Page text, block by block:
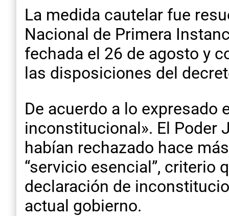
La medida cautelar fue
Nacional de Primera
fechada el 26 de agosto y
las disposiciones del
De acuerdo a lo expresado
inconstitucional». El Poder
habían rechazado hace
“servicio esencial”, criterio
declaración de
actual gobierno.